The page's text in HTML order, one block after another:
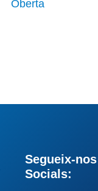
Segueix-
Socials: